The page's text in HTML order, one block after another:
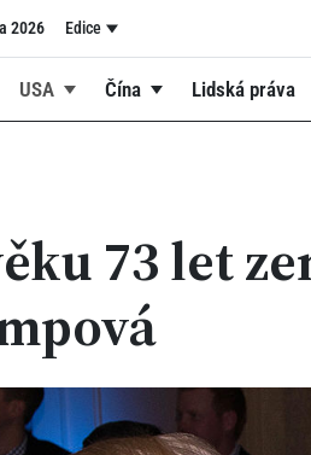
2026 Edice
USA Čína Lidská práva
73 let